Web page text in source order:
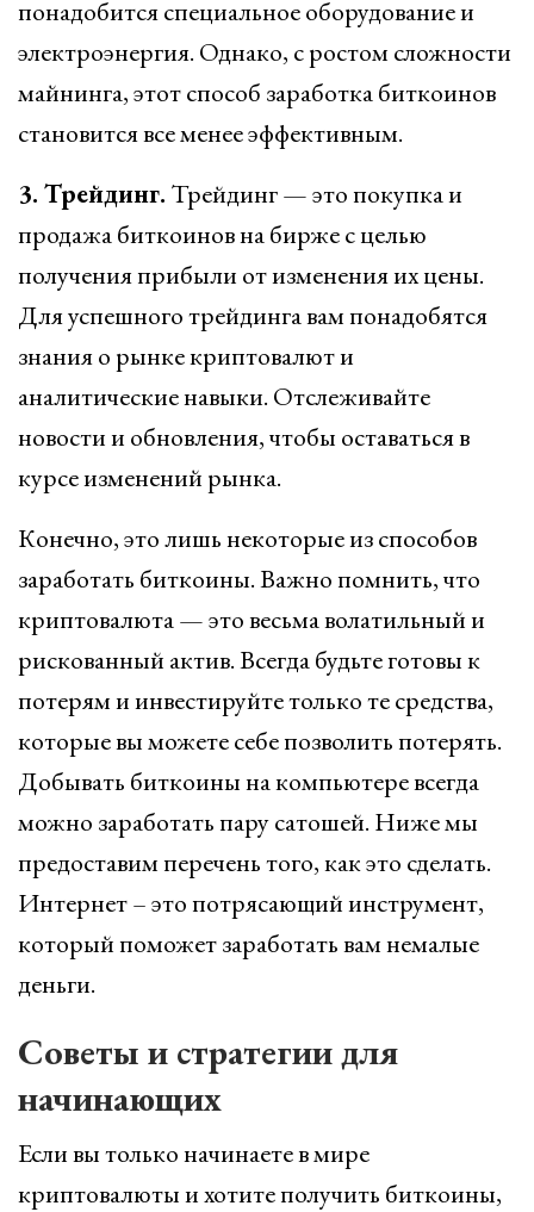
понадобится специальное оборудование и
электроэнергия. Однако, с ростом сложности
майнинга, этот способ заработка биткоинов
становится все менее эффективным.
3. Трейдинг. Трейдинг — это покупка и
продажа биткоинов на бирже с целью
получения прибыли от изменения их цены.
Для успешного трейдинга вам понадобятся
знания о рынке криптовалют и
аналитические навыки. Отслеживайте
новости и обновления, чтобы оставаться в
курсе изменений рынка.
Конечно, это лишь некоторые из способов
заработать биткоины. Важно помнить, что
криптовалюта — это весьма волатильный и
рискованный актив. Всегда будьте готовы к
потерям и инвестируйте только те средства,
которые вы можете себе позволить потерять.
Добывать биткоины на компьютере всегда
можно заработать пару сатошей. Ниже мы
предоставим перечень того, как это сделать.
Интернет – это потрясающий инструмент,
который поможет заработать вам немалые
деньги.
Советы и стратегии для
начинающих
Если вы только начинаете в мире
криптовалюты и хотите получить биткоины,